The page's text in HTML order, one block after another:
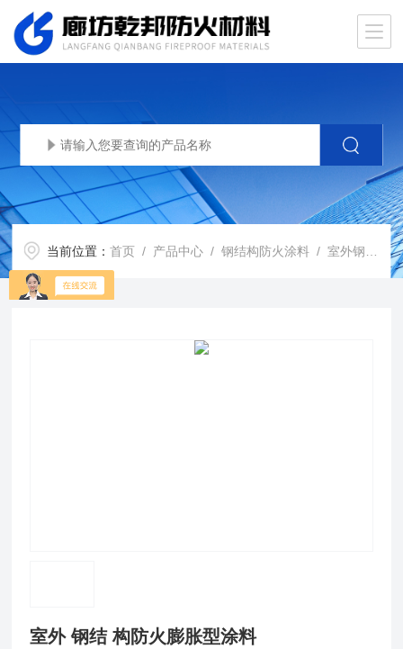
当前位置：首页 / 产品中心 /钢结构防火涂料 /室外钢结构防火涂料
室外 钢结 构防火膨胀型涂料